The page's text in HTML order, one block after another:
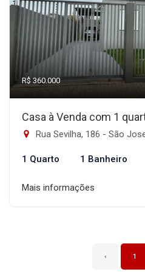
R$ 360.000
Casa à Venda com 1
Rua Sevilha, 186 - São Jose
1 Quarto 1 Banheiro
Mais informações
‹ 1